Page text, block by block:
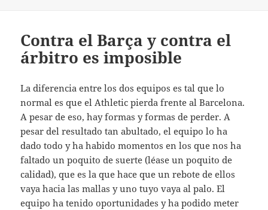
Contra el Barça y contra el
árbitro es imposible
La diferencia entre los dos equipos es tal que lo
normal es que el Athletic pierda frente al Barcelona.
A pesar de eso, hay formas y formas de perder. A
pesar del resultado tan abultado, el equipo lo ha
dado todo y ha habido momentos en los que nos ha
faltado un poquito de suerte (léase un poquito de
calidad), que es la que hace que un rebote de ellos
vaya hacia las mallas y uno tuyo vaya al palo. El
equipo ha tenido oportunidades y ha podido meter